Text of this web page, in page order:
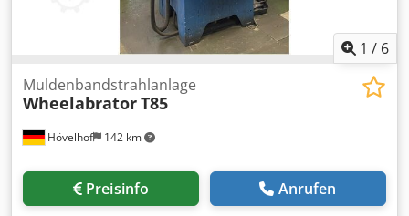
1 / 6
Hövelhof 142 km
Muldenbandstrahlanlage
WheelabratorT85
Preisinfo Anrufen